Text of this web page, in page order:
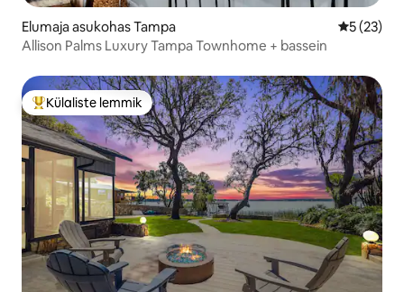
Elumaja asukohas Tampa Keskmine
5 (23)
Allison Palms Luxury Tampa Townhome + bassein
Külaliste suur lemmik
Külaliste lemmik